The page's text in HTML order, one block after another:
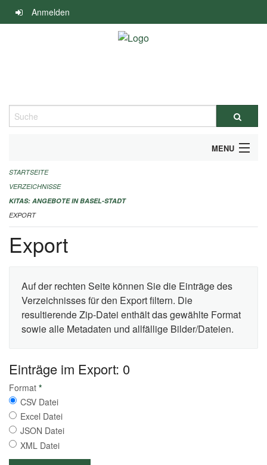
Navigation
überspringen
Anmelden
Suche
MENU
ALLGEMEINE INFORMATIONEN
IMPRESSUM
STARTSEITE
VERZEICHNISSE
KITAS: ANGEBOTE IN BASEL-STADT
EXPORT
Export
Auf der rechten Seite können Sie die Einträge des
Verzeichnisses für den Export filtern. Die
resultierende Zip-Datei enthält das gewählte Format
sowie alle Metadaten und allfällige Bilder/Dateien.
Einträge im Export: 0
Format *
CSV Datei
Excel Datei
JSON Datei
XML Datei